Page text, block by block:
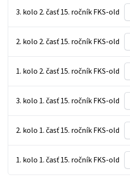
3. kolo 2. časť 15. ročník FKS-old
2. kolo 2. časť 15. ročník FKS-old
1. kolo 2. časť 15. ročník FKS-old
3. kolo 1. časť 15. ročník FKS-old
2. kolo 1. časť 15. ročník FKS-old
1. kolo 1. časť 15. ročník FKS-old